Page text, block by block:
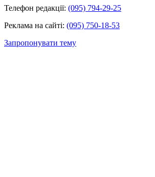
Телефон редакції: (095) 794-29-25
Реклама на сайті: (095) 750-18-53
Запропонувати тему